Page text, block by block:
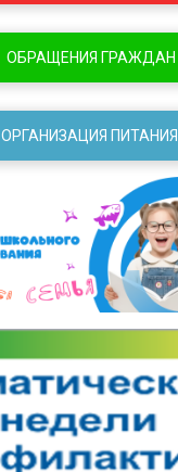
ОБРАЩЕНИЯ ГРАЖДАН
ОРГАНИЗАЦИЯ ПИТАНИЯ